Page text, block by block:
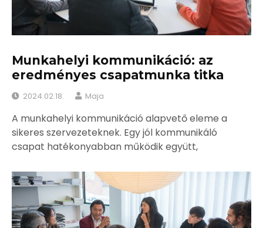
Munkahelyi kommunikáció: az
eredményes csapatmunka titka
2024.02.18. Maja
A munkahelyi kommunikáció alapvető eleme a
sikeres szervezeteknek. Egy jól kommunikáló
csapat hatékonyabban működik együtt,